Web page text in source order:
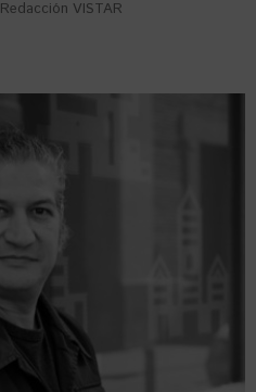
Redacción VISTAR